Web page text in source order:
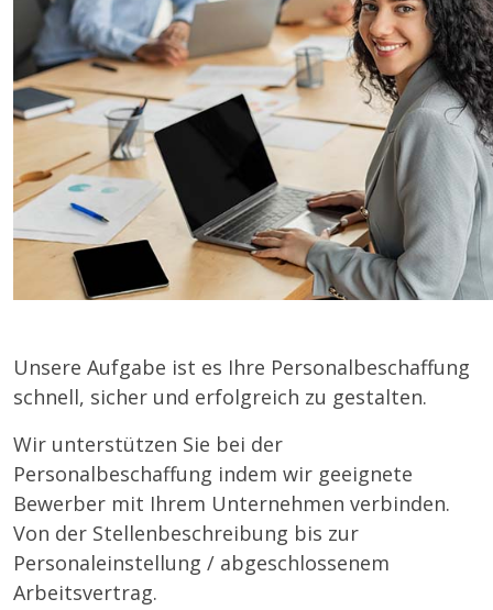
Unsere Aufgabe ist es Ihre Personalbeschaffung
schnell, sicher und erfolgreich zu gestalten.
Wir unterstützen Sie bei der
Personalbeschaffung indem wir geeignete
Bewerber mit Ihrem Unternehmen verbinden.
Von der Stellenbeschreibung bis zur
Personaleinstellung / abgeschlossenem
Arbeitsvertrag.